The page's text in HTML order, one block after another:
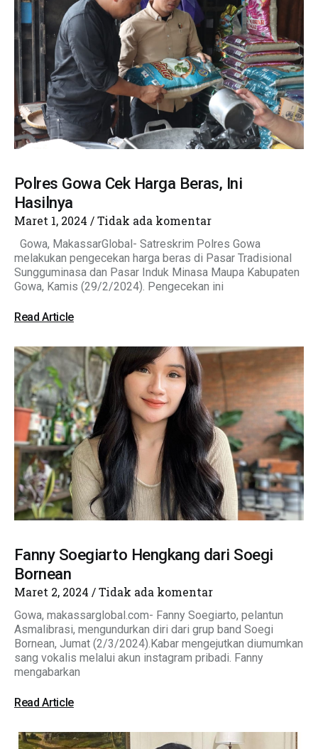
Polres Gowa Cek Harga Beras, Ini
Hasilnya
Maret 1, 2024 Tidak ada komentar
Gowa, MakassarGlobal- Satreskrim Polres Gowa
melakukan pengecekan harga beras di Pasar Tradisional
Sungguminasa dan Pasar Induk Minasa Maupa Kabupaten
Gowa, Kamis (29/2/2024). Pengecekan ini
Read Article
Fanny Soegiarto Hengkang dari Soegi
Bornean
Maret 2, 2024 Tidak ada komentar
Gowa, makassarglobal.com- Fanny Soegiarto, pelantun
Asmalibrasi, mengundurkan diri dari grup band Soegi
Bornean, Jumat (2/3/2024).Kabar mengejutkan diumumkan
sang vokalis melalui akun instagram pribadi. Fanny
mengabarkan
Read Article